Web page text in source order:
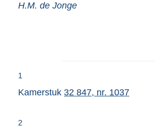
H.M. de Jonge
1
Kamerstuk 32 847, nr. 1037
2